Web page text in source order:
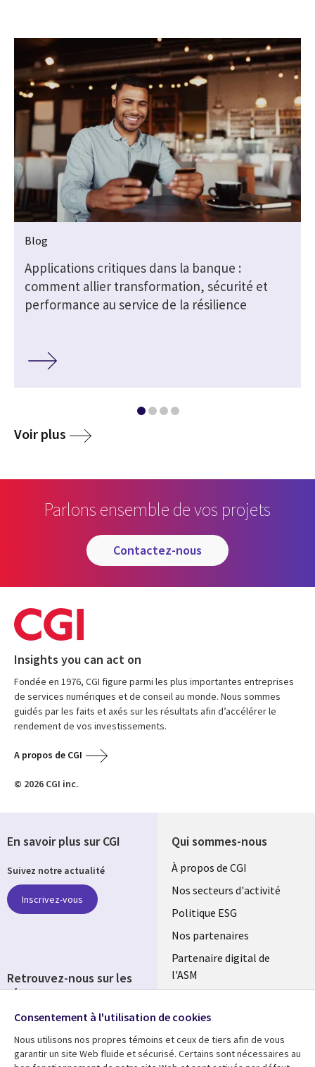
Blog
Applications critiques dans la banque :
comment allier transformation, sécurité et
performance au service de la résilience
Voir plus
Parlons ensemble de vos projets
contactez-nous
Insights you can act on
Fondée en 1976, CGI figure parmi les plus importantes entreprises
de services numériques et de conseil au monde. Nous sommes
guidés par les faits et axés sur les résultats afin d’accélérer le
rendement de vos investissements.
A propos de CGI
© 2026 CGI inc.
Qui sommes-nous
Useful
links
FRANCE
À propos de CGI
Nos secteurs d'activité
Politique ESG
Nos partenaires
Partenaire digital de
l'ASM
Fusions
En savoir plus sur CGI
Suivez notre actualité
Inscrivez-vous
Retrouvez-nous sur les
réseaux
Social
Media
FRANCE
Consentement à l'utilisation de cookies
Nous utilisons nos propres témoins et ceux de tiers afin de vous
garantir un site Web fluide et sécurisé. Certains sont nécessaires au